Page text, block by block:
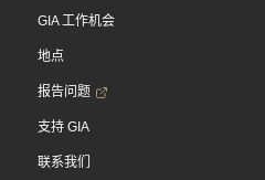
GIA 工作机会
地点
报告问题
支持 GIA
联系我们